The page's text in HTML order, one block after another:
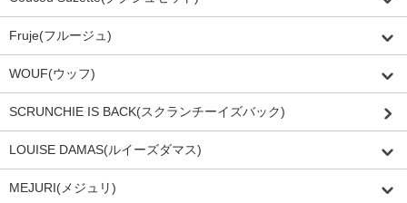
Fruje(フルージュ)
WOUF(ウッフ)
SCRUNCHIE IS BACK(スクランチーイズバック)
LOUISE DAMAS(ルイーズダマス)
MEJURI(メジュリ)